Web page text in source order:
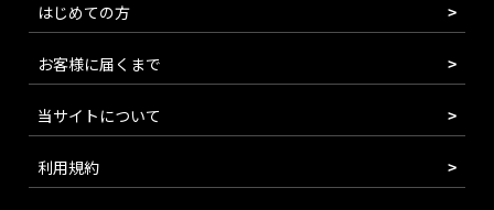
はじめての方
お客様に届くまで
当サイトについて
利用規約